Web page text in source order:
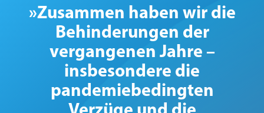
»Zusammen haben wir die
Behinderungen der
vergangenen Jahre –
insbesondere die
pandemiebedingten